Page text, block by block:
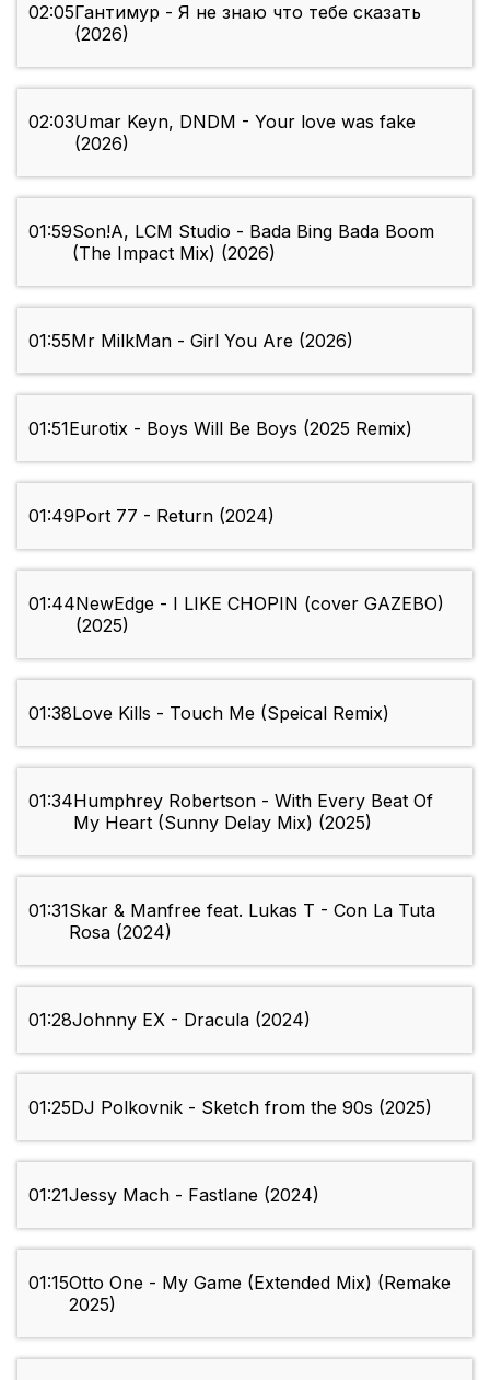
02:05Гантимур - Я не знаю что тебе сказать
(2026)
02:03Umar Keyn, DNDM - Your love was fake
(2026)
01:59Son!A, LCM Studio - Bada Bing Bada Boom
(The Impact Mix) (2026)
01:55Mr MilkMan - Girl You Are (2026)
01:51Eurotix - Boys Will Be Boys (2025 Remix)
01:49Port 77 - Return (2024)
01:44NewEdge - I LIKE CHOPIN (cover GAZEBO)
(2025)
01:38Love Kills - Touch Me (Speical Remix)
01:34Humphrey Robertson - With Every Beat Of
My Heart (Sunny Delay Mix) (2025)
01:31Skar & Manfree feat. Lukas T - Con La Tuta
Rosa (2024)
01:28Johnny EX - Dracula (2024)
01:25DJ Polkovnik - Sketch from the 90s (2025)
01:21Jessy Mach - Fastlane (2024)
01:15Otto One - My Game (Extended Mix) (Remake
2025)